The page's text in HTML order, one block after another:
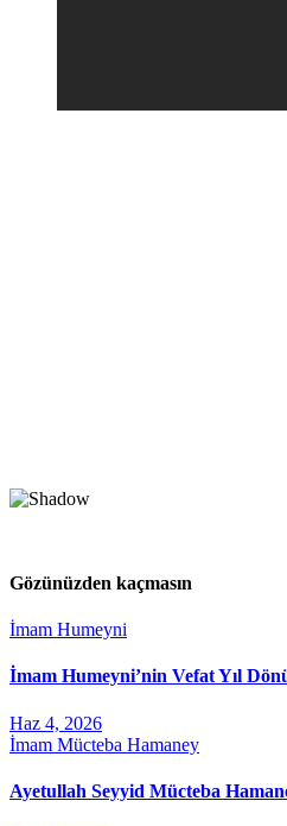
Gözünüzden kaçmasın
İmam Humeyni
İmam Humeyni’nin Vefat Yıl
Haz 4, 2026
İmam Mücteba Hamaney
Ayetullah Seyyid Mücteba